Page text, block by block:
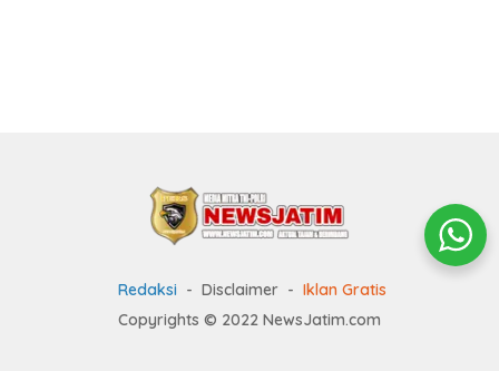
Redaksi Disclaimer
Iklan Gratis
Copyrights © 2022 NewsJatim.com